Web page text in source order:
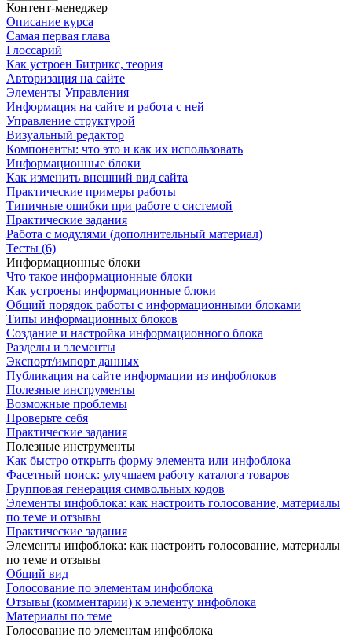
Контент-менеджер
Описание курса
Самая первая глава
Глоссарий
Как устроен Битрикс, теория
Авторизация на сайте
Элементы Управления
Информация на сайте и работа с ней
Управление структурой
Визуальный редактор
Компоненты: что это и как их использовать
Информационные блоки
Как изменить внешний вид сайта
Практические примеры работы
Типичные ошибки при работе с системой
Практические задания
Работа с модулями (дополнительный материал)
Тесты (6)
Информационные блоки
Что такое информационные блоки
Как устроены информационные блоки
Общий порядок работы с информационными блоками
Типы информационных блоков
Создание и настройка информационного блока
Разделы и элементы
Экспорт/импорт данных
Публикация на сайте информации из инфоблоков
Полезные инструменты
Возможные проблемы
Проверьте себя
Практические задания
Полезные инструменты
Как быстро открыть форму элемента или инфоблока
Фасетный поиск: улучшаем работу каталога товаров
Групповая генерация символьных кодов
Элементы инфоблока: как настроить голосование, материалы
по теме и отзывы
Практические задания
Элементы инфоблока: как настроить голосование, материалы
по теме и отзывы
Общий вид
Голосование по элементам инфоблока
Отзывы (комментарии) к элементу инфоблока
Материалы по теме
Голосование по элементам инфоблока